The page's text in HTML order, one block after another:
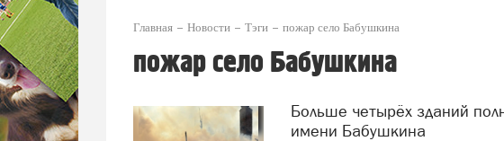
Главная Новости Тэги пожар село Бабушкина
пожар село Бабушкина
Больше четырёх зданий полностью сгорели в центре села
имени Бабушкина